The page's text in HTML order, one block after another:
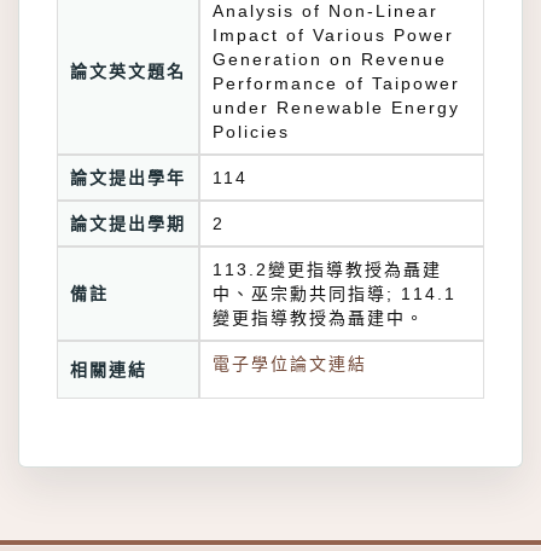
論文英文題名
Analysis of Non-Linear
Impact of Various Power
Generation on Revenue
Performance of Taipower
under Renewable Energy
Policies
論文提出學年 114
論文提出學期 2
備註
113.2變更指導教授為聶建
中、巫宗勳共同指導; 114.1
變更指導教授為聶建中。
相關連結 電子學位論文連結